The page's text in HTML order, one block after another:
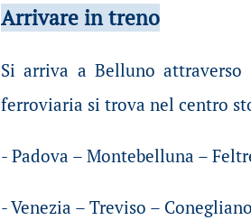
Arrivare in treno
Si arriva a Belluno
ferroviaria si trova nel centro
- Padova – Montebelluna –
- Venezia – Treviso –